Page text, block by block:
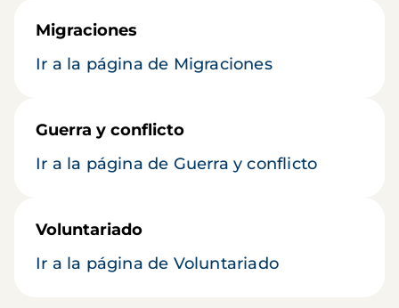
Migraciones
Ir a la página de Migraciones
Guerra y conflicto
Ir a la página de Guerra y conflicto
Voluntariado
Ir a la página de Voluntariado